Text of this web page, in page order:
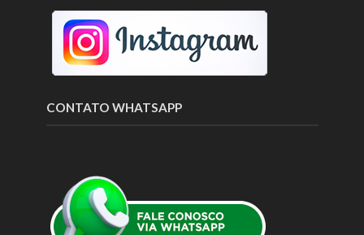
CONTATO WHATSAPP